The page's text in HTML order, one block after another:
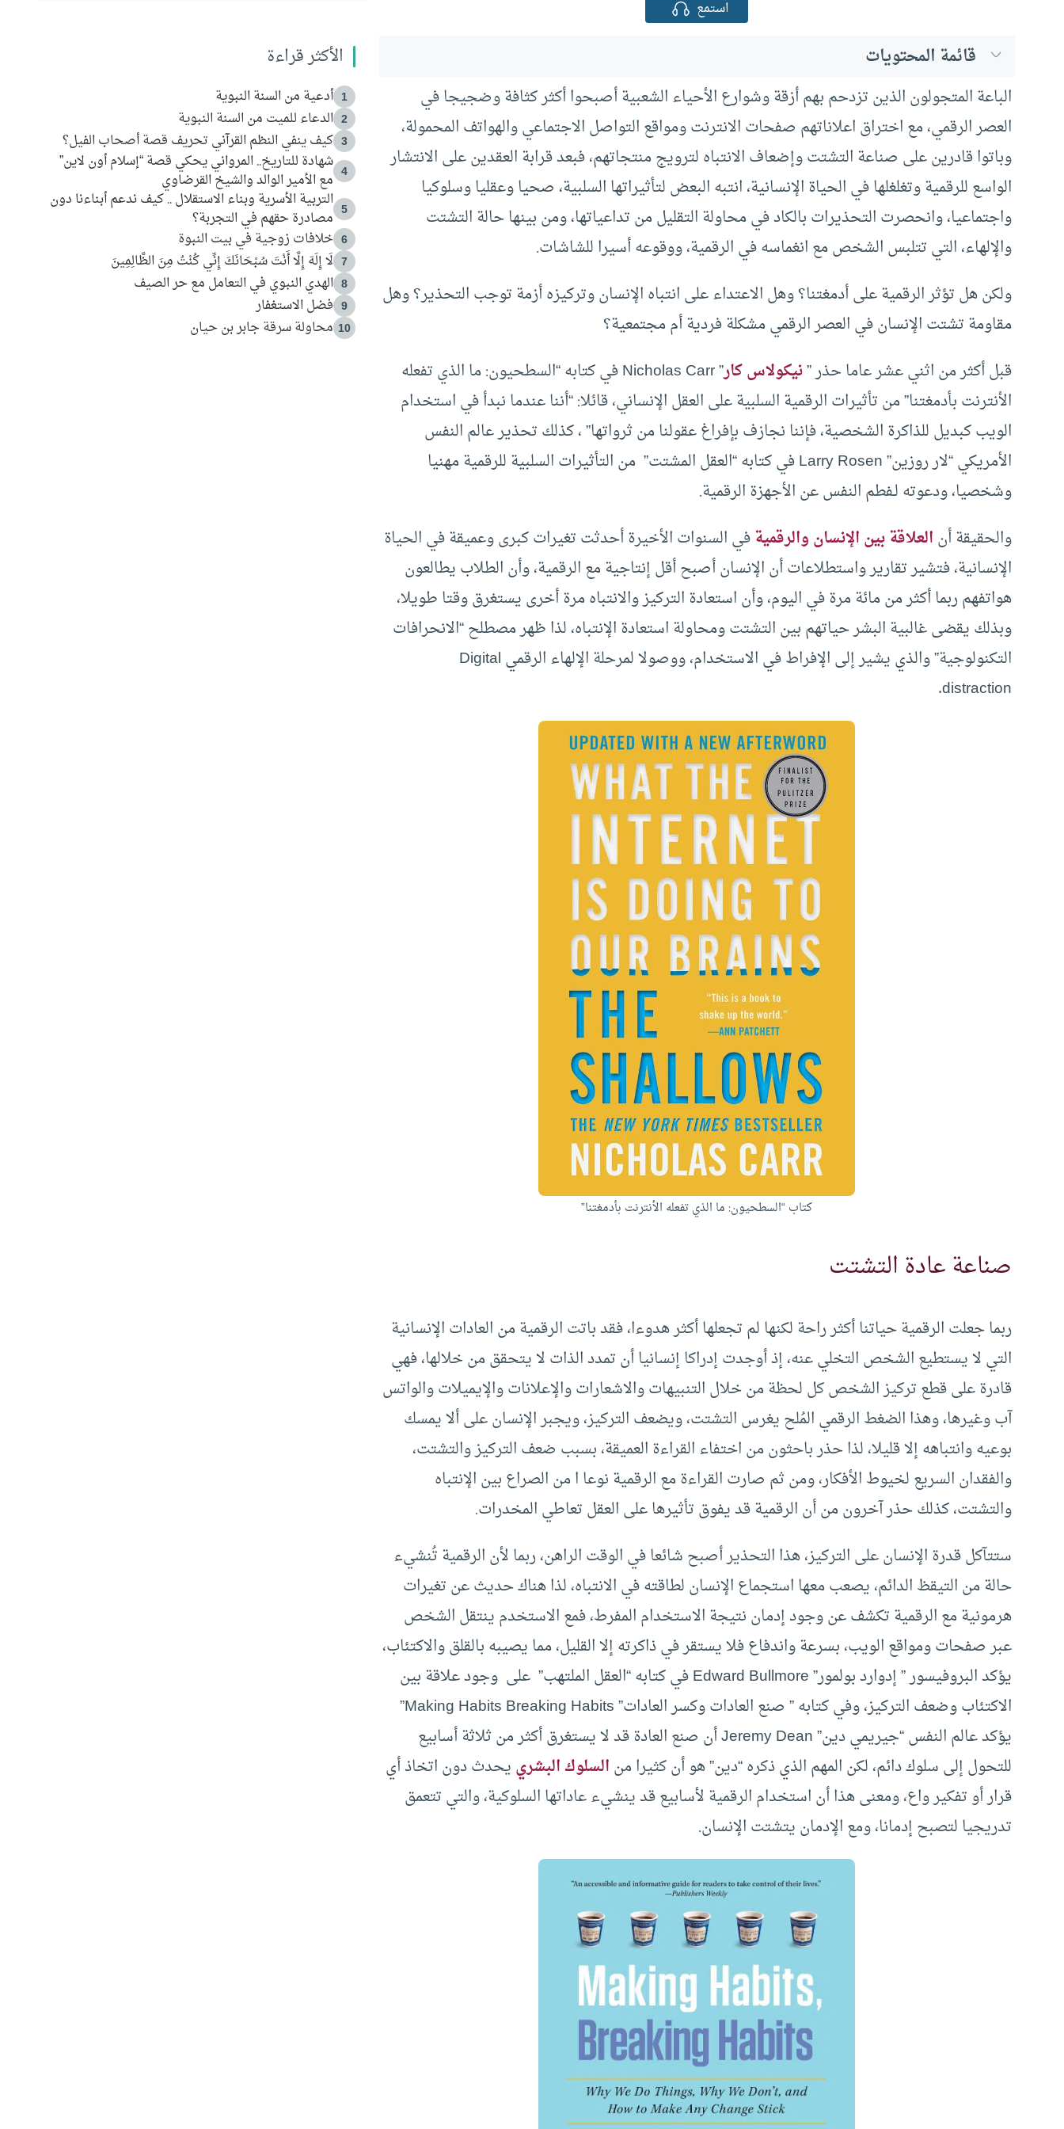
استمع
قائمة المحتويات
الباعة المتجولون الذين تزدحم بهم أزقة وشوارع الأحياء الشعبية أصبحوا أكثر كثافة وضجيجا في
العصر الرقمي، مع اختراق اعلاناتهم صفحات الانترنت ومواقع التواصل الاجتماعي والهواتف المحمولة،
وباتوا قادرين على صناعة التشتت وإضعاف الانتباه لترويج منتجاتهم، فبعد قرابة العقدين على الانتشار
الواسع للرقمية وتغلغلها في الحياة الإنسانية، انتبه البعض لتأثيراتها السلبية، صحيا وعقليا وسلوكيا
واجتماعيا، وانحصرت التحذيرات بالكاد في محاولة التقليل من تداعياتها، ومن بينها حالة التشتت
والإلهاء، التي تتلبس الشخص مع انغماسه في الرقمية، ووقوعه أسيرا للشاشات.
ولكن هل تؤثر الرقمية على أدمغتنا؟ وهل الاعتداء على انتباه الإنسان وتركيزه أزمة توجب التحذير؟ وهل
مقاومة تشتت الإنسان في العصر الرقمي مشكلة فردية أم مجتمعية؟
قبل أكثر من اثني عشر عاما حذر ”نيكولاس كار
” Nicholas Carr في كتابه “السطحيون: ما الذي تفعله
الأنترنت بأدمغتنا” من تأثيرات الرقمية السلبية على العقل الإنساني، قائلا: “أننا عندما نبدأ في استخدام
الويب كبديل للذاكرة الشخصية، فإننا نجازف بإفراغ عقولنا من ثرواتها” ، كذلك تحذير عالم النفس
الأمريكي “لار روزين” Larry Rosen في كتابه “العقل المشتت” من التأثيرات السلبية للرقمية مهنيا
وشخصيا، ودعوته لـفطم النفس عن الأجهزة الرقمية.
والحقيقة أنالعلاقة بين الإنسان والرقميةفي السنوات الأخيرة أحدثت تغيرات كبرى وعميقة في الحياة
الإنسانية، فتشير تقارير واستطلاعات أن الإنسان أصبح أقل إنتاجية مع الرقمية، وأن الطلاب يطالعون
هواتفهم ربما أكثر من مائة مرة في اليوم، وأن استعادة التركيز والانتباه مرة أخرى يستغرق وقتا طويلا،
وبذلك يقضى غالبية البشر حياتهم بين التشتت ومحاولة استعادة الإنتباه، لذا ظهر مصطلح “الانحرافات
التكنولوجية” والذي يشير إلى الإفراط في الاستخدام، ووصولا لمرحلة الإلهاء الرقمي Digital
distraction.
كتاب “السطحيون: ما الذي تفعله الأنترنت بأدمغتنا”
صناعة عادة التشتت
ربما جعلت الرقمية حياتنا أكثر راحة لكنها لم تجعلها أكثر هدوءا، فقد باتت الرقمية من العادات الإنسانية
التي لا يستطيع الشخص التخلي عنه، إذ أوجدت إدراكا إنسانيا أن تمدد الذات لا يتحقق من خلالها، فهي
قادرة على قطع تركيز الشخص كل لحظة من خلال التنبيهات والاشعارات والإعلانات والإيميلات والواتس
آب وغيرها، وهذا الضغط الرقمي المُلح يغرس التشتت، ويضعف التركيز، ويجبر الإنسان على ألا يمسك
بوعيه وانتباهه إلا قليلا، لذا حذر باحثون من اختفاء القراءة العميقة، بسبب ضعف التركيز والتشتت،
والفقدان السريع لخيوط الأفكار، ومن ثم صارت القراءة مع الرقمية نوعا ا من الصراع بين الإنتباه
والتشتت، كذلك حذر آخرون من أن الرقمية قد يفوق تأثيرها على العقل تعاطي المخدرات.
ستتآكل قدرة الإنسان على التركيز، هذا التحذير أصبح شائعا في الوقت الراهن، ربما لأن الرقمية تُنشيء
حالة من التيقظ الدائم، يصعب معها استجماع الإنسان لطاقته في الانتباه، لذا هناك حديث عن تغيرات
هرمونية مع الرقمية تكشف عن وجود إدمان نتيجة الاستخدام المفرط، فمع الاستخدم ينتقل الشخص
عبر صفحات ومواقع الويب، بسرعة واندفاع فلا يستقر في ذاكرته إلا القليل، مما يصيبه بالقلق والاكتئاب،
يؤكد البروفيسور ” إدوارد بولمور” Edward Bullmore في كتابه “العقل الملتهب” على وجود علاقة بين
الاكتئاب وضعف التركيز، وفي كتابه ” صنع العادات وكسر العادات” Making Habits Breaking Habits”
يؤكد عالم النفس “جيريمي دين” Jeremy Dean أن صنع العادة قد لا يستغرق أكثر من ثلاثة أسابيع
للتحول إلى سلوك دائم، لكن المهم الذي ذكره “دين” هو أن كثيرا منالسلوك البشرييحدث دون اتخاذ أي
قرار أو تفكير واع، ومعنى هذا أن استخدام الرقمية لأسابيع قد ينشيء عاداتها السلوكية، والتي تتعمق
تدريجيا لتصبح إدمانا، ومع الإدمان يتشتت الإنسان.
الأكثر قراءة
1 أدعية من السنة النبوية
2 الدعاء للميت من السنة النبوية
3 كيف ينفي النظم القرآني تحريف قصة أصحاب الفيل؟
4
شهادة للتاريخ.. المرواني يحكي قصة “إسلام أون لاين”
مع الأمير الوالد والشيخ القرضاوي
5
التربية الأسرية وبناء الاستقلال .. كيف ندعم أبناءنا دون
مصادرة حقهم في التجربة؟
6 خلافات زوجية في بيت النبوة
7 لَا إِلَهَ إِلَّا أَنْتَ سُبْحَانَكَ إِنِّي كُنْتُ مِنَ الظَّالِمِينَ
8 الهدي النبوي في التعامل مع حر الصيف
9 فضل الاستغفار
10 محاولة سرقة جابر بن حيان